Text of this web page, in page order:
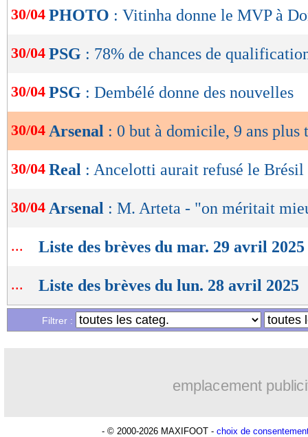
lecture
OK
30/04 PHOTO : Vitinha donne le MVP à
30/04 PSG : 78% de chances de
30/04 PSG : Dembélé donne des nouvelles
30/04 Arsenal : 0 but à domicile, 9 ans plus
30/04 Real : Ancelotti aurait refusé le Brésil
30/04 Arsenal : M. Arteta - "on méritait
... Liste des brèves du mar. 29 avril 2025
... Liste des brèves du lun. 28 avril 2025
Filtrer :
emplacement
- © 2000-2026 MAXIFOOT - choix de